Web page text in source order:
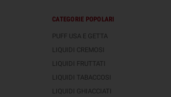
CATEGORIE POPOLARI
PUFF USA E GETTA
LIQUIDI CREMOSI
LIQUIDI FRUTTATI
LIQUIDI TABACCOSI
LIQUIDI GHIACCIATI